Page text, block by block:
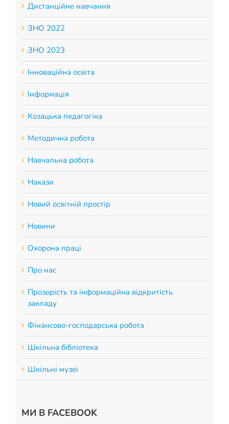
Дистанційне навчання
ЗНО 2022
ЗНО 2023
Інноваційна освіта
Інформація
Козацька педагогіка
Методична робота
Навчальна робота
Накази
Новий освітній простір
Новини
Охорона праці
Про нас
Прозорість та інформаційна відкритість
закладу
Фінансово-господарська робота
Шкільна бібліотека
Шкільні музеї
МИ В FACEBOOK